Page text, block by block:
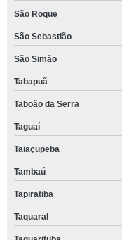
São Roque
São Sebastião
São Simão
Tabapuã
Taboão da Serra
Taguaí
Taiaçupeba
Tambaú
Tapiratiba
Taquaral